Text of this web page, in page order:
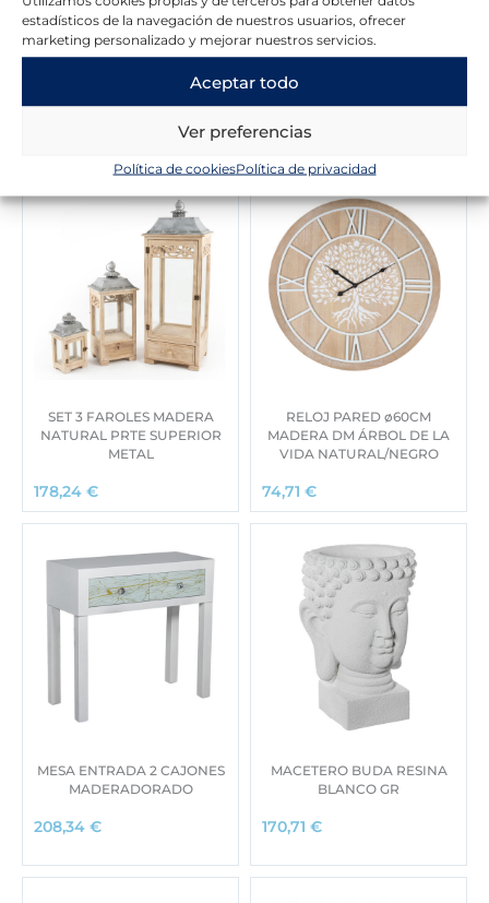
estadísticos de la navegación de nuestros usuarios, ofrecer
marketing personalizado y mejorar nuestros servicios.
Aceptar todo
Ver preferencias
Política de cookiesPolítica de privacidad
Novedades en la tienda
SET 3 FAROLES MADERA
NATURAL PRTE SUPERIOR
METAL
178,24 €
RELOJ PARED ø60CM
MADERA DM ÁRBOL DE LA
VIDA NATURAL/NEGRO
74,71 €
MESA ENTRADA 2 CAJONES
MADERADORADO
208,34 €
MACETERO BUDA RESINA
BLANCO GR
170,71 €